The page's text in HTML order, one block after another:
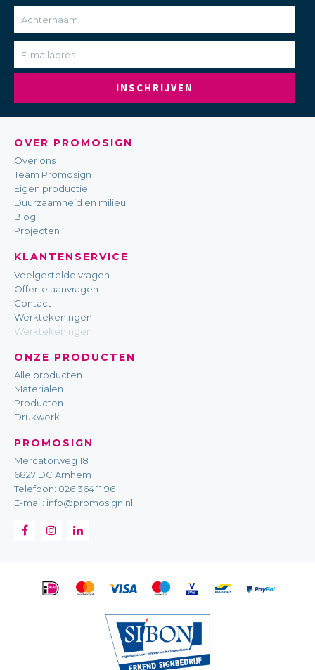
INSCHRIJVEN
OVER PROMOSIGN
Over ons
Team Promosign
Eigen productie
Duurzaamheid en milieu
Blog
Projecten
KLANTENSERVICE
Veelgestelde vragen
Offerte aanvragen
Contact
Werktekeningen
Werktekeningen
ONZE PRODUCTEN
Alle producten
Materialen
Producten
Drukwerk
PROMOSIGN
Mercatorweg 18
6827 DC Arnhem
Telefoon: 026 364 11 96
E-mail: info@promosign.nl